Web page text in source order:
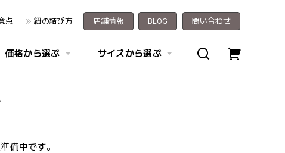
点 紐の結び方 店舗情報 BLOG 問い合わせ
価格から選ぶ サイズから選ぶ
備中です。